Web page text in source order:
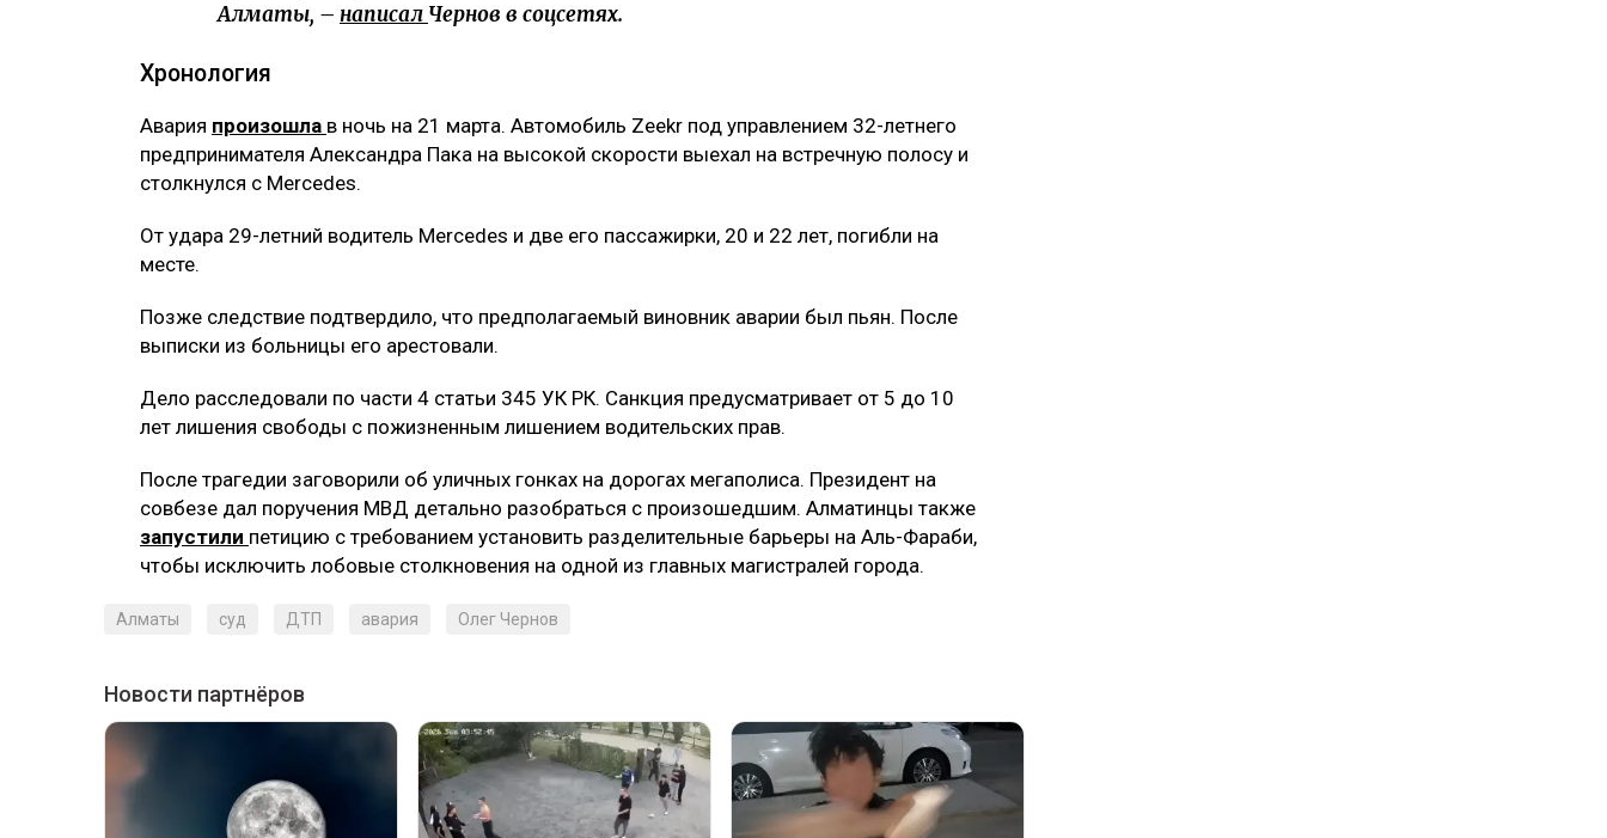
Алматы, – написал Чернов в соцсетях.
Хронология
Авария произошла в ночь на 21 марта. Автомобиль Zeekr под управлением 32-летнего
предпринимателя Александра Пака на высокой скорости выехал на встречную полосу и
столкнулся с Mercedes.
От удара 29-летний водитель Mercedes и две его пассажирки, 20 и 22 лет, погибли на
месте.
Позже следствие подтвердило, что предполагаемый виновник аварии был пьян. После
выписки из больницы его арестовали.
Дело расследовали по части 4 статьи 345 УК РК. Санкция предусматривает от 5 до 10
лет лишения свободы с пожизненным лишением водительских прав.
После трагедии заговорили об уличных гонках на дорогах мегаполиса. Президент на
совбезе дал поручения МВД детально разобраться с произошедшим. Алматинцы также
запустили петицию с требованием установить разделительные барьеры на Аль-Фараби,
чтобы исключить лобовые столкновения на одной из главных магистралей города.
Алматы суд ДТП авария Олег Чернов